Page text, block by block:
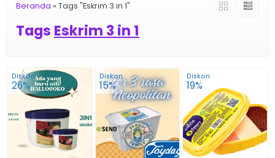
Beranda » Tags "Eskrim 3 in 1"
Tags Eskrim 3 in 1
Diskon
26%
Diskon
15%
Diskon
19%